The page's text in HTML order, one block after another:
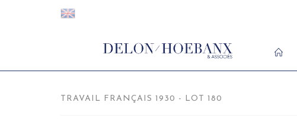
TRAVAIL FRANÇAIS 1930 - LOT 180